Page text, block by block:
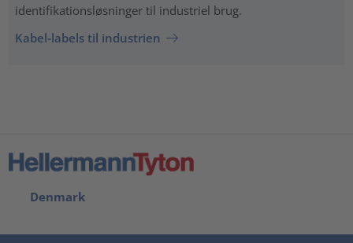
identifikationsløsninger til industriel brug.
Kabel‑labels til industrien
Denmark